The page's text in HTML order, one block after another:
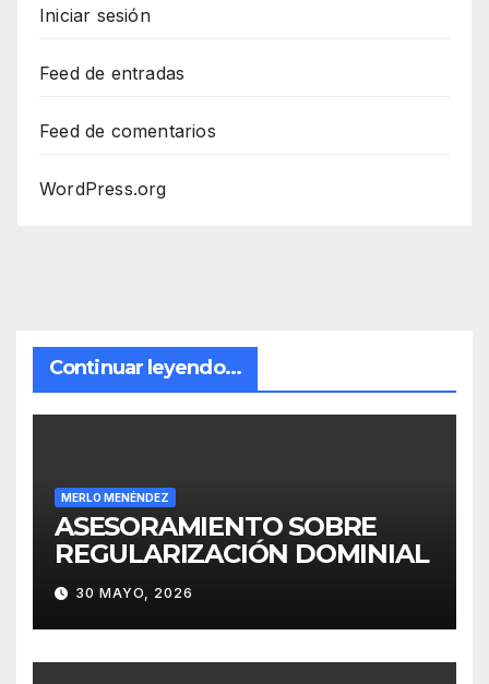
Iniciar sesión
Feed de entradas
Feed de comentarios
WordPress.org
Continuar leyendo...
MERLO MENÉNDEZ
ASESORAMIENTO SOBRE
REGULARIZACIÓN DOMINIAL
30 MAYO, 2026